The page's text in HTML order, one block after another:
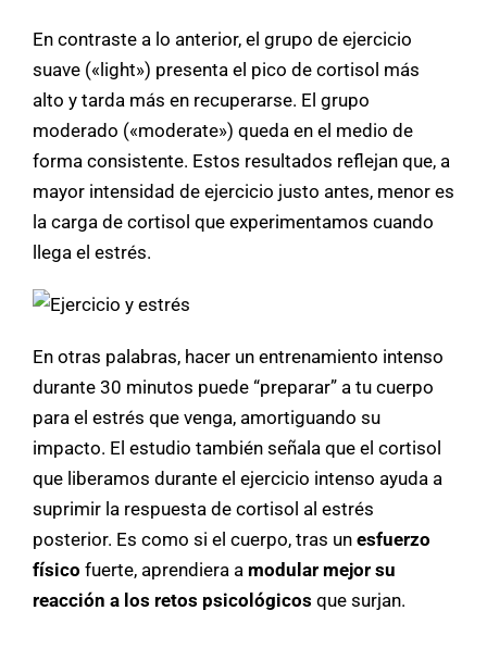
En contraste a lo anterior, el grupo de ejercicio
suave («light») presenta el pico de cortisol más
alto y tarda más en recuperarse. El grupo
moderado («moderate») queda en el medio de
forma consistente. Estos resultados reflejan que, a
mayor intensidad de ejercicio justo antes, menor es
la carga de cortisol que experimentamos cuando
llega el estrés.
En otras palabras, hacer un entrenamiento intenso
durante 30 minutos puede “preparar” a tu cuerpo
para el estrés que venga, amortiguando su
impacto. El estudio también señala que el cortisol
que liberamos durante el ejercicio intenso ayuda a
suprimir la respuesta de cortisol al estrés
posterior. Es como si el cuerpo, tras un esfuerzo
físico fuerte, aprendiera a modular mejor su
reacción a los retos psicológicos que surjan.